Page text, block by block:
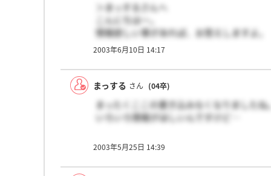
＞まっするさんへ
こんにちはー。
情報欲しい事があれば、お答えしますよ。
ってもう遅いですか？？
2003年6月10日 14:17
まっする さん (04卒)
まったくここの書き込みなくなりましたね
いろいろ情報がほしいんですけど…
内定者のひとたちはどこに行ったのかな
それくらいの魅力しかないってことだろ
2003年5月25日 14:39